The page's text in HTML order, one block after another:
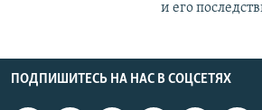
и его
ПОДПИШИТЕСЬ НА НАС В СОЦСЕТЯХ